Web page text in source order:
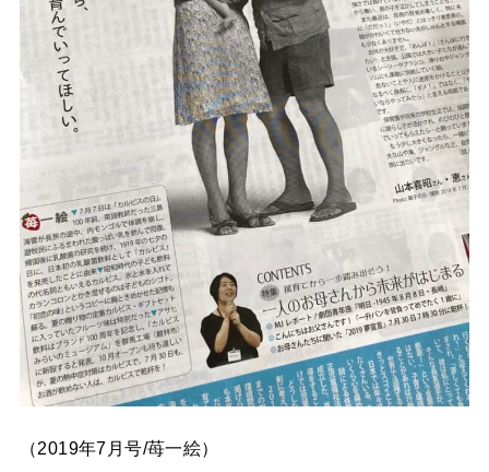
（2019年7月号/苺一絵）